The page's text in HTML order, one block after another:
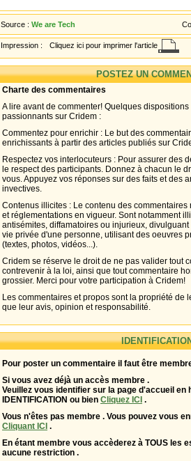
Source : We are Tech
Impression : Cliquez ici pour imprimer l'article
POSTEZ UN
Charte des commentaires
A lire avant de commenter! Quelques
passionnants sur Cridem :
Commentez pour enrichir : Le but des
enrichissants à partir des articles publiés sur
Respectez vos interlocuteurs : Pour assurer des
le respect des participants. Donnez à chacun le
vous. Appuyez vos réponses sur des faits et des
invectives.
Contenus illicites : Le contenu des
et réglementations en vigueur. Sont notamment
antisémites, diffamatoires ou injurieux,
vie privée d'une personne, utilisant des oeuvres
(textes, photos, vidéos...).
Cridem se réserve le droit de ne pas valider tout
contrevenir à la loi, ainsi que tout commentaire
grossier. Merci pour votre participation à Cridem!
Les commentaires et propos sont la propriété de
que leur avis, opinion et responsabilité.
Pour poster un commentaire il faut être
Si vous avez déjà un accès membre .
Veuillez vous identifier sur la page d'accueil en
IDENTIFICATION ou bien Cliquez ICI .
Vous n'êtes pas membre . Vous pouvez vous
Cliquant ICI .
En étant membre vous accèderez à TOUS les
aucune restriction .